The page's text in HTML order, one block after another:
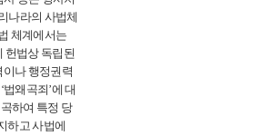
나라의 사법체
체계에서는
헌법상 독립된
나 행정권력
왜곡죄’에 대
하여 특정 당
하고 사법에